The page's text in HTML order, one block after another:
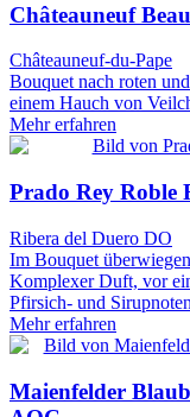
Châteauneuf
Châteauneuf-du-Pape
Bouquet nach roten
einem Hauch von
Mehr erfahren
Prado Rey Roble
Ribera del Duero DO
Im Bouquet
Komplexer Duft, vor
Pfirsich- und
Mehr erfahren
Maienfelder